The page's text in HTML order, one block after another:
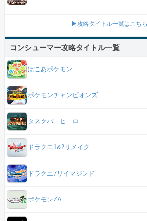
▶攻略タイトル一覧はこちら
コンシューマー攻略タイトル一覧
ぽこあポケモン
ポケモンチャンピオンズ
タスクバーヒーロー
ドラクエ1&2リメイク
ドラクエ7リイマジンド
ポケモンZA